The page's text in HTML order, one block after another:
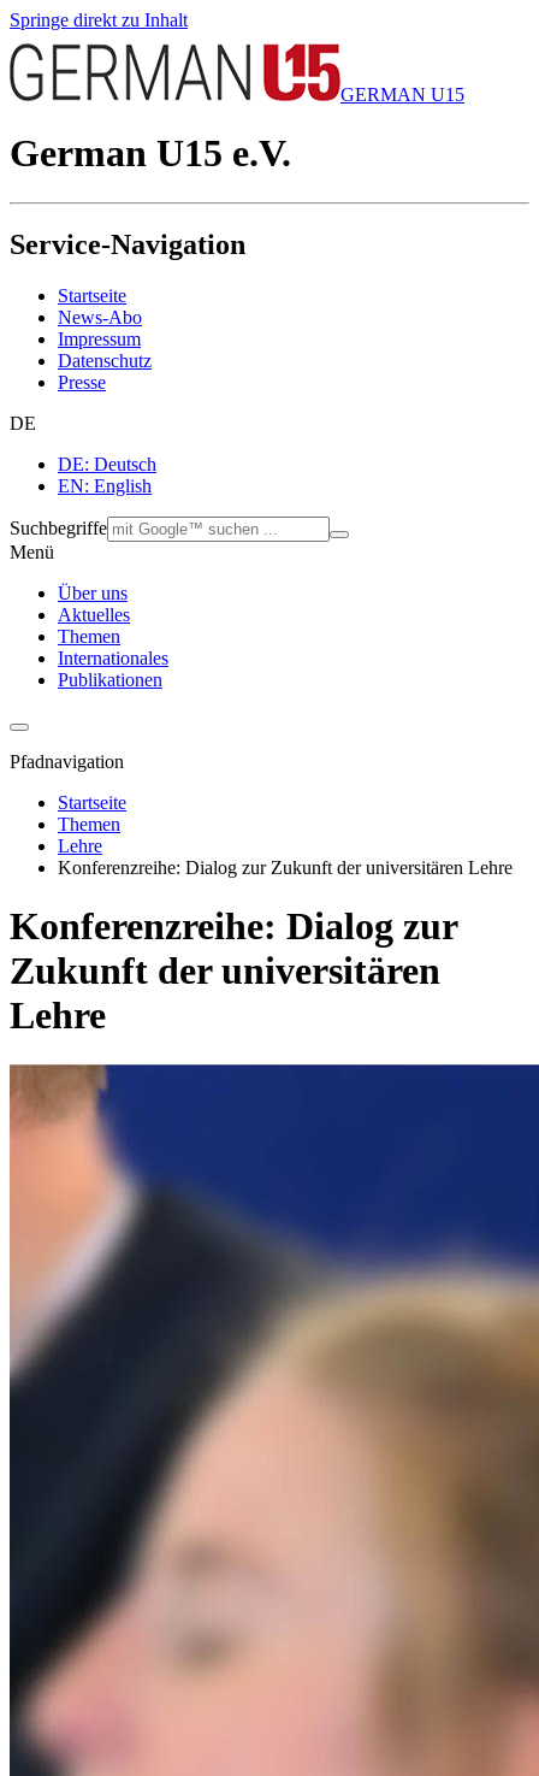
Springe direkt zu Inhalt
GERMAN U15
German U15 e.V.
Service-Navigation
Startseite
News-Abo
Impressum
Datenschutz
Presse
DE
DE: Deutsch
EN: English
Suchbegriffe
Menü
Über uns
Aktuelles
Themen
Internationales
Publikationen
Pfadnavigation
Startseite
Themen
Lehre
Konferenzreihe: Dialog zur Zukunft der universitären Lehre
Konferenzreihe: Dialog zur
Zukunft der universitären
Lehre